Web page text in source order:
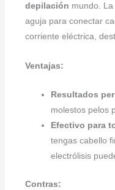
depilación mundo.
aguja para conectar
corriente eléctrica,
Ventajas:
Resultados
molestos pelos
Efectivo para
tengas cabello
electrólisis
Contras: